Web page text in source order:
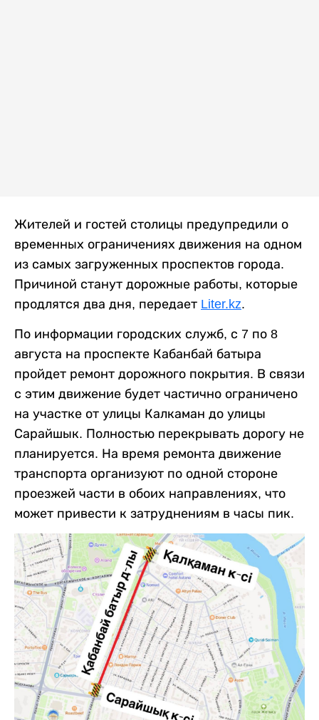
Жителей и гостей столицы предупредили о
временных ограничениях движения на одном
из самых загруженных проспектов города.
Причиной станут дорожные работы, которые
продлятся два дня, передает Liter.kz.
По информации городских служб, с 7 по 8
августа на проспекте Кабанбай батыра
пройдет ремонт дорожного покрытия. В связи
с этим движение будет частично ограничено
на участке от улицы Калкаман до улицы
Сарайшык. Полностью перекрывать дорогу не
планируется. На время ремонта движение
транспорта организуют по одной стороне
проезжей части в обоих направлениях, что
может привести к затруднениям в часы пик.